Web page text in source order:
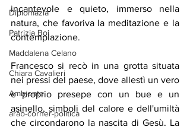
Diplomazia
Patrizia Boi
Maddalena Celano
Chiara Cavalieri
Ambiente
arab-corner-politica
incantevole e quieto, immerso nella
natura, che favoriva la meditazione e la
contemplazione.
Francesco si recò in una grotta situata
nei pressi del paese, dove allestì un vero
e proprio presepe con un bue e un
asinello, simboli del calore e dell'umiltà
che circondarono la nascita di Gesù. La